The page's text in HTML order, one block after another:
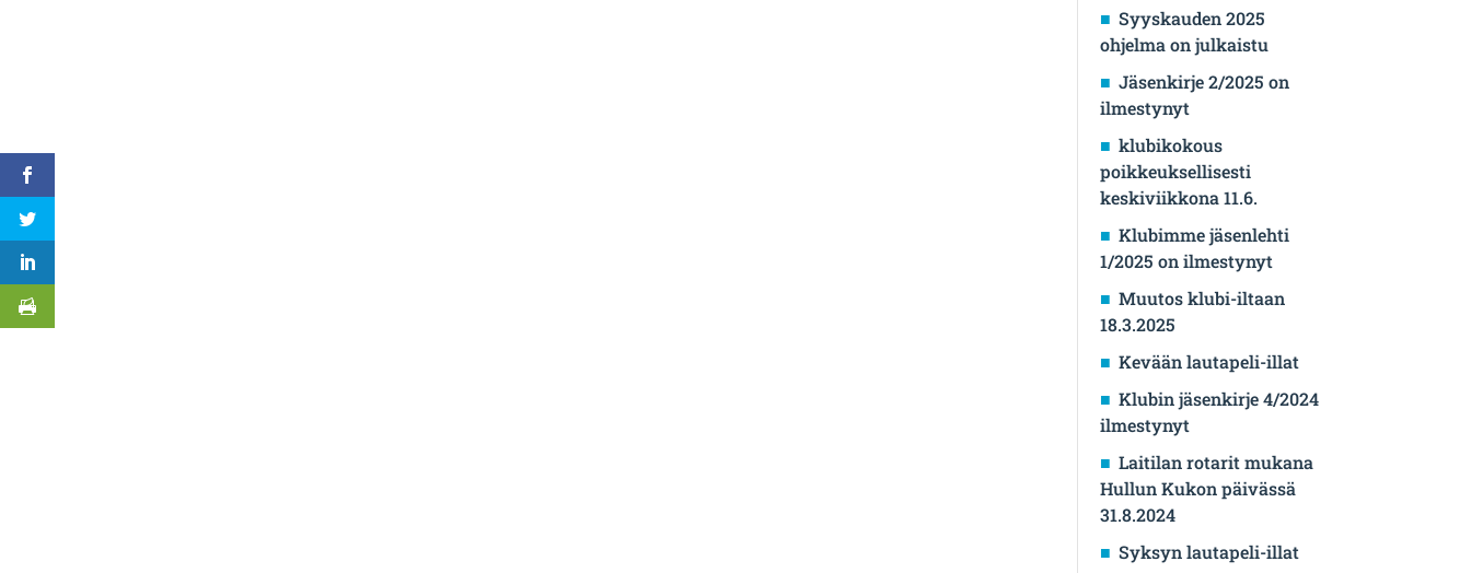
Syyskauden 2025
ohjelma on julkaistu
Jäsenkirje 2/2025 on
ilmestynyt
klubikokous
poikkeuksellisesti
keskiviikkona 11.6.
Klubimme jäsenlehti
1/2025 on ilmestynyt
Muutos klubi-iltaan
18.3.2025
Kevään lautapeli-illat
Klubin jäsenkirje 4/2024
ilmestynyt
Laitilan rotarit mukana
Hullun Kukon päivässä
31.8.2024
Syksyn lautapeli-illat